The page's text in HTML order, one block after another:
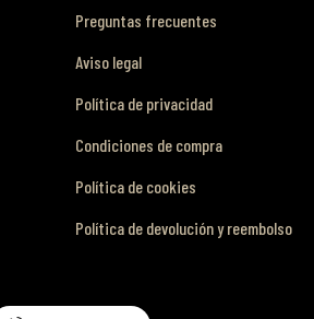
Preguntas frecuentes
Aviso legal
Política de privacidad
Condiciones de compra
Política de cookies
Política de devolución y reembolso